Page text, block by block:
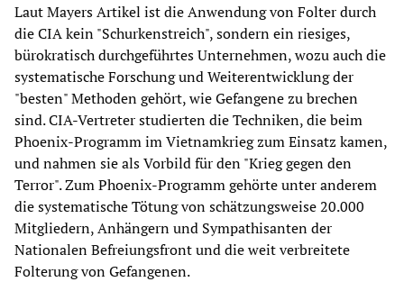
Laut Mayers Artikel ist die Anwendung von Folter durch
die CIA kein "Schurkenstreich", sondern ein riesiges,
bürokratisch durchgeführtes Unternehmen, wozu auch die
systematische Forschung und Weiterentwicklung der
"besten" Methoden gehört, wie Gefangene zu brechen
sind. CIA-Vertreter studierten die Techniken, die beim
Phoenix-Programm im Vietnamkrieg zum Einsatz kamen,
und nahmen sie als Vorbild für den "Krieg gegen den
Terror". Zum Phoenix-Programm gehörte unter anderem
die systematische Tötung von schätzungsweise 20.000
Mitgliedern, Anhängern und Sympathisanten der
Nationalen Befreiungsfront und die weit verbreitete
Folterung von Gefangenen.